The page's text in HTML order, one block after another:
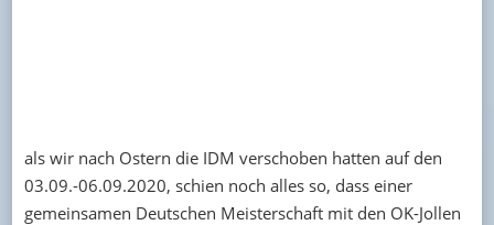
als wir nach Ostern die IDM verschoben hatten auf den
03.09.-06.09.2020, schien noch alles so, dass einer
gemeinsamen Deutschen Meisterschaft mit den OK-Jollen